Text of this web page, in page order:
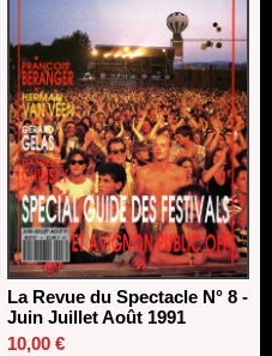
La Revue du Spectacle N° 8 -
Juin Juillet Août 1991
10,00 €